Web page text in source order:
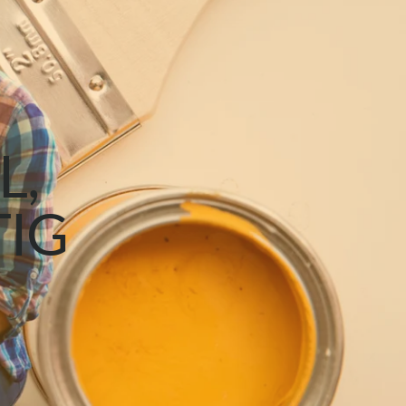
WELCHE FARBE PASST DU DEINEM PROJEKT